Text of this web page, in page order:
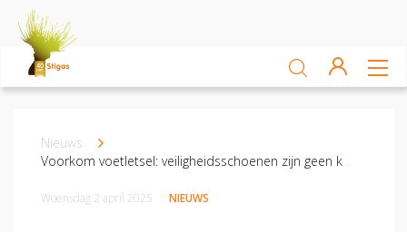
Kennisbank
Sectoren
Sluiten
Kruimelpad
Nieuws
Voorkom voetletsel: veiligheidsschoenen zijn geen keuze, maar noodzaak
Woensdag 2 april 2025 NIEUWS